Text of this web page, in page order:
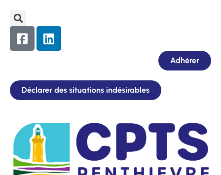
Adhérer
Déclarer des situations indésirables